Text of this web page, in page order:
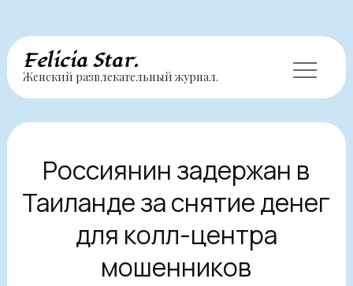
Перейти
содержимому
Felicia Star.
Женский развлекательный журнал.
Россиянин задержан в
Таиланде за снятие денег
для колл-центра
мошенников